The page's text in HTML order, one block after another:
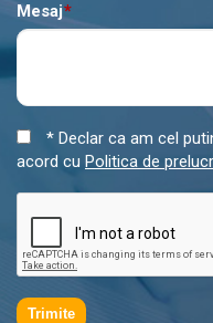
*
Mesaj
* Declar ca am cel
acord cu Politica de
Trimite